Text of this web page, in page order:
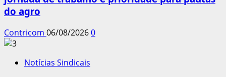
do agro
Contricom 06/08/20260
Notícias Sindicais